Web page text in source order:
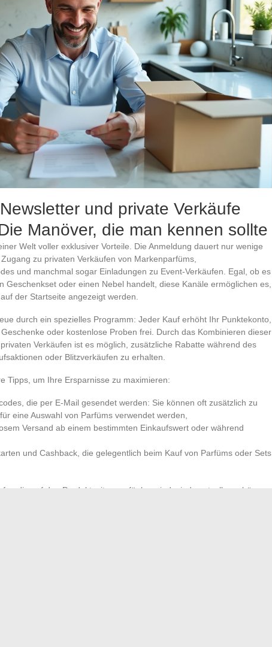
und private Verkäufe
Manöver, die man kennen sollte
Welt voller exklusiver Vorteile. Die Anmeldung dauert nur wenige
zu privaten Verkäufen von Markenparfüms,
und manchmal sogar Einladungen zu Event-Verkäufen. Egal, ob es
Geschenkset oder einen Nebel handelt, diese Kanäle ermöglichen es,
der Startseite angezeigt werden.
durch ein spezielles Programm: Jeder Kauf erhöht Ihr Punktekonto,
oder kostenlose Proben frei. Durch das Kombinieren dieser
Verkäufen ist es möglich, zusätzliche Rabatte während des
oder Blitzverkäufen zu erhalten.
Tipps, um Ihre Ersparnisse zu maximieren:
die per E-Mail gesendet werden: Sie können oft zusätzlich zu
eine Auswahl von Parfüms verwendet werden,
Versand ab einem bestimmten Einkaufswert oder während
und Cashback, die gelegentlich beim Kauf von Parfüms oder Sets
die auf den Produktseiten verfügbar sind, sind wertvoll, um böse